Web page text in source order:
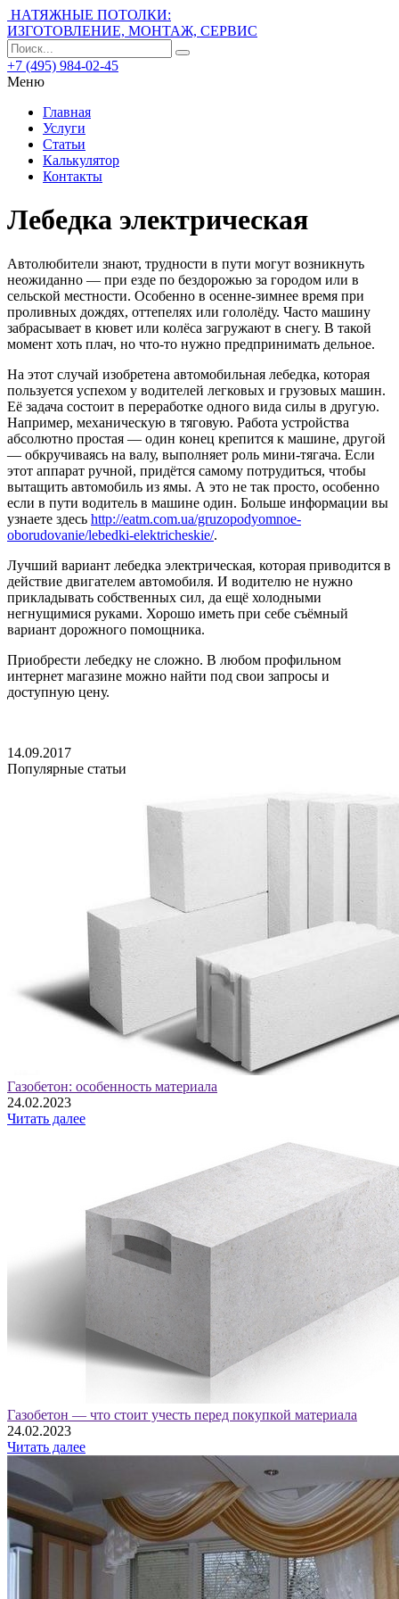
НАТЯЖНЫЕ ПОТОЛКИ:
ИЗГОТОВЛЕНИЕ, МОНТАЖ, СЕРВИС
+7 (495) 984-02-45
Меню
Главная
Услуги
Статьи
Калькулятор
Контакты
Лебедка электрическая
Автолюбители знают, трудности в пути могут возникнуть
неожиданно — при езде по бездорожью за городом или в
сельской местности. Особенно в осенне-зимнее время при
проливных дождях, оттепелях или гололёду. Часто машину
забрасывает в кювет или колёса загружают в снегу. В такой
момент хоть плач, но что-то нужно предпринимать дельное.
На этот случай изобретена автомобильная лебедка, которая
пользуется успехом у водителей легковых и грузовых машин.
Её задача состоит в переработке одного вида силы в другую.
Например, механическую в тяговую. Работа устройства
абсолютно простая — один конец крепится к машине, другой
— обкручиваясь на валу, выполняет роль мини-тягача. Если
этот аппарат ручной, придётся самому потрудиться, чтобы
вытащить автомобиль из ямы. А это не так просто, особенно
если в пути водитель в машине один. Больше информации вы
узнаете здесь http://eatm.com.ua/gruzopodyomnoe-
oborudovanie/lebedki-elektricheskie/.
Лучший вариант лебедка электрическая, которая приводится в
действие двигателем автомобиля. И водителю не нужно
прикладывать собственных сил, да ещё холодными
негнущимися руками. Хорошо иметь при себе съёмный
вариант дорожного помощника.
Приобрести лебедку не сложно. В любом профильном
интернет магазине можно найти под свои запросы и
доступную цену.
14.09.2017
Популярные статьи
Газобетон: особенность материала
24.02.2023
Читать далее
Газобетон — что стоит учесть перед покупкой материала
24.02.2023
Читать далее